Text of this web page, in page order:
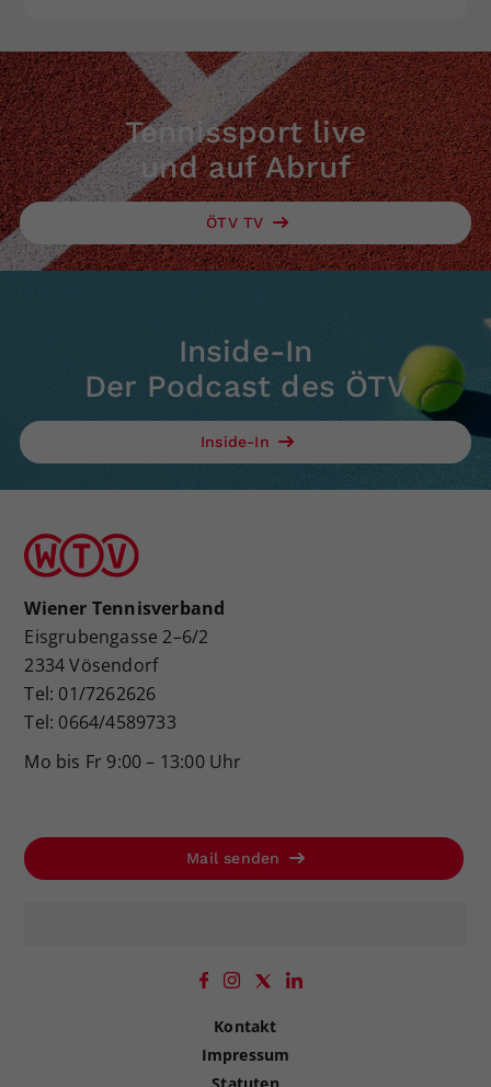
Tennissport live
und auf Abruf
ÖTV TV
Inside-In
Der Podcast des ÖTV
Inside-In
Wiener Tennisverband
Eisgrubengasse 2–6/2
2334 Vösendorf
Tel: 01/7262626
Tel: 0664/4589733
Mo bis Fr 9:00 – 13:00 Uhr
Mail senden
Kontakt
Impressum